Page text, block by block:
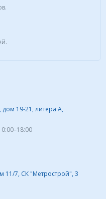
дом 19-21, литера А,
11/7, СК "Метрострой", 3